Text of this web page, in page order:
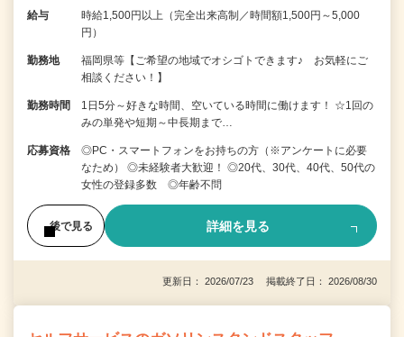
給与
時給1,500円以上（完全出来高制／時間額1,500円～5,000
円）
勤務地
福岡県等【ご希望の地域でオシゴトできます♪ お気軽にご
相談ください！】
勤務時間
1日5分～好きな時間、空いている時間に働けます！ ☆1回の
みの単発や短期～中長期まで…
応募資格
◎PC・スマートフォンをお持ちの方（※アンケートに必要
なため） ◎未経験者大歓迎！ ◎20代、30代、40代、50代の
女性の登録多数 ◎年齢不問
後で見る 詳細を見る
更新日： 2026/07/23 掲載終了日： 2026/08/30